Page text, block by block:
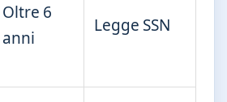
Oltre 6
anni
Legge SSN